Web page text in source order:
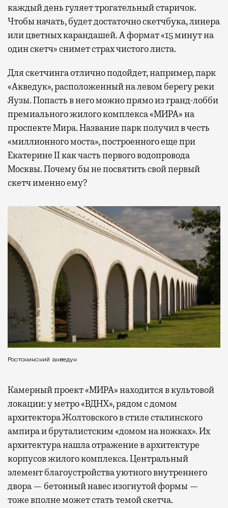
каждый день гуляет трогательный старичок.
Чтобы начать, будет достаточно скетчбука, линера
или цветных карандашей. А формат «15 минут на
один скетч» снимет страх чистого листа.
Для скетчинга отлично подойдет, например, парк
«Акведук», расположенный на левом берегу реки
Яузы. Попасть в него можно прямо из гранд-лобби
премиального жилого комплекса «МИРА» на
проспекте Мира. Название парк получил в честь
«миллионного моста», построенного еще при
Екатерине II как часть первого водопровода
Москвы. Почему бы не посвятить свой первый
скетч именно ему?
Ростокинский акведук
Камерный проект «МИРА» находится в культовой
локации: у метро «ВДНХ», рядом с домом
архитектора Жолтовского в стиле сталинского
ампира и бруталистским «домом на ножках». Их
архитектура нашла отражение в архитектуре
корпусов жилого комплекса. Центральный
элемент благоустройства уютного внутреннего
двора — бетонный навес изогнутой формы —
тоже вполне может стать темой скетча.